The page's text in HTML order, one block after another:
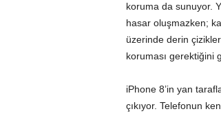
koruma da sunuyor.
hasar oluşmazken;
üzerinde derin
koruması gerektiğini
iPhone 8’in yan
çıkıyor. Telefonun